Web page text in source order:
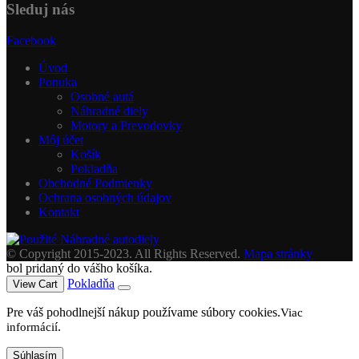
Sleduj nás
Facebook
Úvod
Ponuka
Osobné autá
Náhradné diely
Motory a Prevodovky
Môj účet
Košík
Pokladňa
Obchodné Podmienky
Ochrana osobných údajov
Kontakt
© Copyright 2015-2023. All Rights Reserved. Mapa stránky
bol pridaný do vášho košíka.
View Cart Pokladňa
Pre váš pohodlnejší nákup používame súbory cookies.Viac
informácií.
Súhlasím